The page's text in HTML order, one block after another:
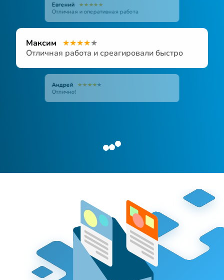
Ирина ★★★★★
Евгений ★★★★★
Отличная и оперативная работа
Максим ★★★★★
Отличная работа и среагировали быстро
Андрей ★★★★★
Отлично!
Антон ★★★★★